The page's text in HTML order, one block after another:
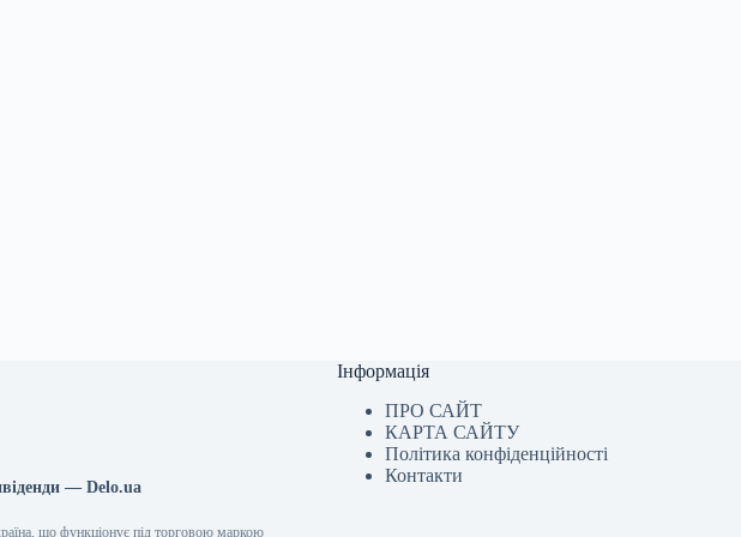
— Delo.ua
що функціонує під торговою маркою
Інформація
ПРО САЙТ
КАРТА САЙТУ
Політика конфіденційності
Контакти